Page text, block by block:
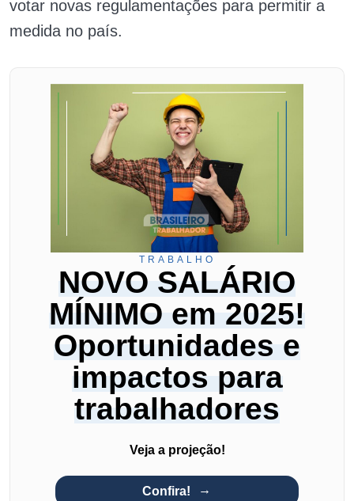
votar novas regulamentações para permitir a
medida no país.
TRABALHO
NOVO SALÁRIO
MÍNIMO em 2025!
Oportunidades e
impactos para
trabalhadores
Veja a projeção!
Confira!